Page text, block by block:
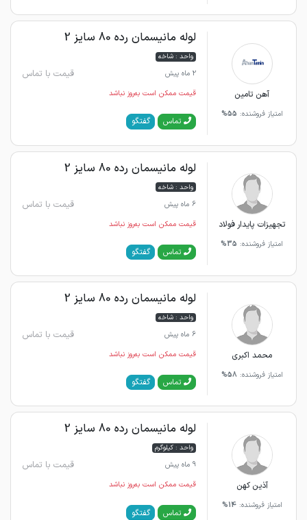
آهن تامین
امتیاز فروشنده: 55%
لوله مانیسمان رده 80 سایز 2
واحد : شاخه
2 ماه پیش
قیمت با تماس
قیمت ممکن است به‌روز نباشد
تماس گفتگو
تجهیزات پایدار فولاد
امتیاز فروشنده: 35%
لوله مانیسمان رده 80 سایز 2
واحد : شاخه
6 ماه پیش
قیمت با تماس
قیمت ممکن است به‌روز نباشد
تماس گفتگو
محمد اکبری
امتیاز فروشنده: 58%
لوله مانیسمان رده 80 سایز 2
واحد : شاخه
6 ماه پیش
قیمت با تماس
قیمت ممکن است به‌روز نباشد
تماس گفتگو
آذین کهن
امتیاز فروشنده:14%
لوله مانیسمان رده 80 سایز 2
واحد : کیلوگرم
9 ماه پیش
قیمت با تماس
قیمت ممکن است به‌روز نباشد
تماس گفتگو